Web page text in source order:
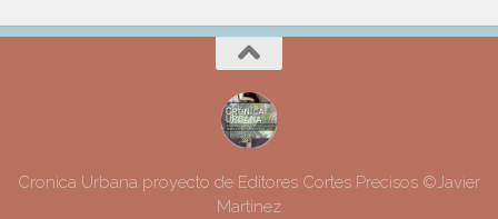
Cronica Urbana proyecto de Editores Cortes Precisos ©Javier
Martinez